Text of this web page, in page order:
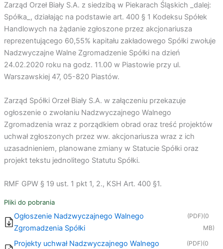
Zarząd Orzeł Biały S.A. z siedzibą w Piekarach Śląskich _dalej:
Spółka_, działając na podstawie art. 400 § 1 Kodeksu Spółek
Handlowych na żądanie zgłoszone przez akcjonariusza
reprezentującego 60,55% kapitału zakładowego Spółki zwołuje
Nadzwyczajne Walne Zgromadzenie Spółki na dzień
24.02.2020 roku na godz. 11.00 w Piastowie przy ul.
Warszawskiej 47, 05-820 Piastów.
Zarząd Spółki Orzeł Biały S.A. w załączeniu przekazuje
ogłoszenie o zwołaniu Nadzwyczajnego Walnego
Zgromadzenia wraz z porządkiem obrad oraz treść projektów
uchwał zgłoszonych przez ww. akcjonariusza wraz z ich
uzasadnieniem, planowane zmiany w Statucie Spółki oraz
projekt tekstu jednolitego Statutu Spółki.
RMF GPW § 19 ust. 1 pkt 1, 2., KSH Art. 400 §1.
Pliki do pobrania
Ogłoszenie Nadzwyczajnego Walnego
Zgromadzenia Spółki
(PDF)(0
MB)
Projekty uchwał Nadzwyczajnego Walnego
(PDF)(0